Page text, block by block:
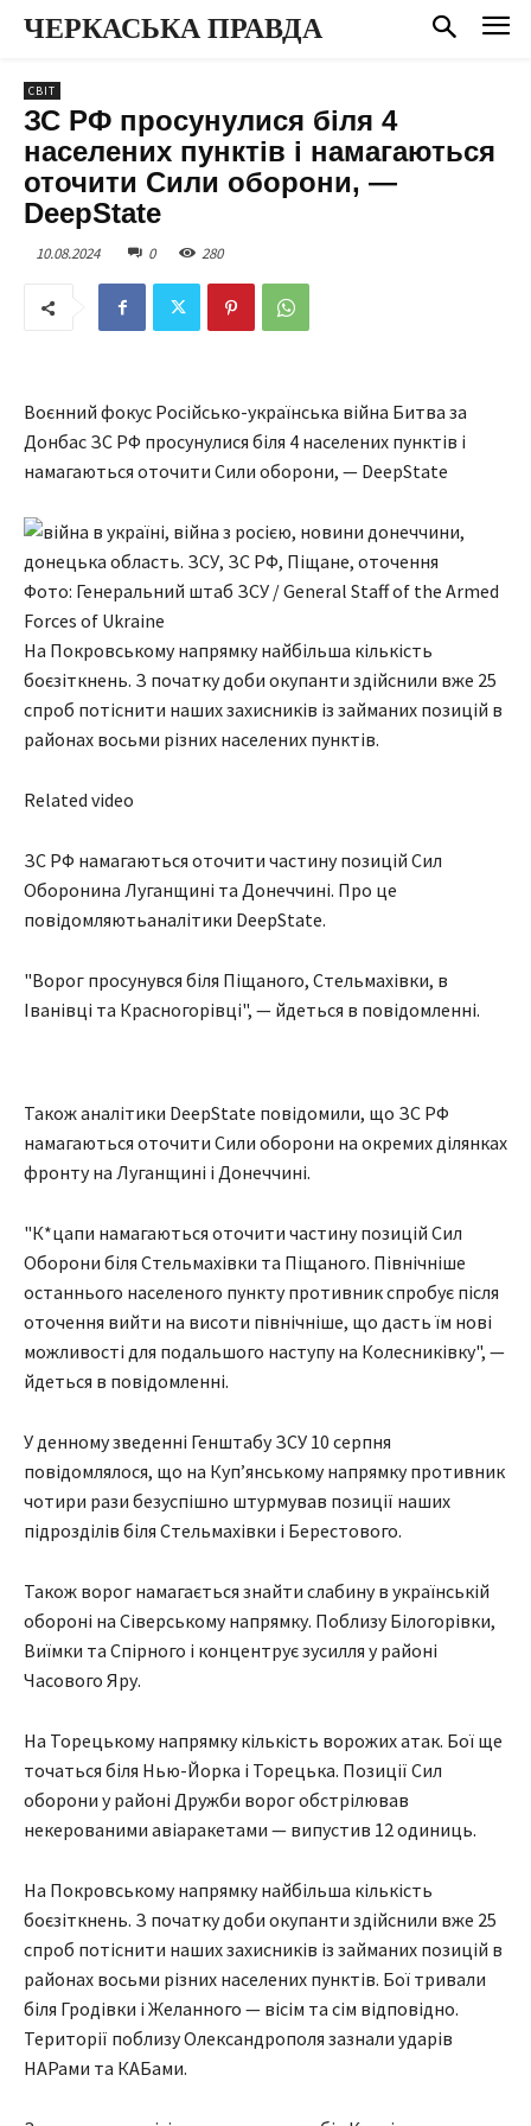
ЧЕРКАСЬКА ПРАВДА
СВІТ
ЗС РФ просунулися біля 4
населених пунктів і намагаються
оточити Сили оборони, —
DeepState
10.08.2024 0 280
Воєнний фокус Російсько-українська війна Битва за
Донбас ЗС РФ просунулися біля 4 населених пунктів і
намагаються оточити Сили оборони, — DeepState
Фото: Генеральний штаб ЗСУ / General Staff of the Armed
Forces of Ukraine
На Покровському напрямку найбільша кількість
боєзіткнень. З початку доби окупанти здійснили вже 25
спроб потіснити наших захисників із займаних позицій в
районах восьми різних населених пунктів.
Related video
ЗС РФ намагаються оточити частину позицій Сил
Оборонина Луганщині та Донеччині. Про це
повідомляютьаналітики DeepState.
"Ворог просунувся біля Піщаного, Стельмахівки, в
Іванівці та Красногорівці", — йдеться в повідомленні.
Також аналітики DeepState повідомили, що ЗС РФ
намагаються оточити Сили оборони на окремих ділянках
фронту на Луганщині і Донеччині.
"К*цапи намагаються оточити частину позицій Сил
Оборони біля Стельмахівки та Піщаного. Північніше
останнього населеного пункту противник спробує після
оточення вийти на висоти північніше, що дасть їм нові
можливості для подальшого наступу на Колесниківку", —
йдеться в повідомленні.
У денному зведенні Генштабу ЗСУ 10 серпня
повідомлялося, що на Куп’янському напрямку противник
чотири рази безуспішно штурмував позиції наших
підрозділів біля Стельмахівки і Берестового.
Також ворог намагається знайти слабину в українській
обороні на Сіверському напрямку. Поблизу Білогорівки,
Виїмки та Спірного і концентрує зусилля у районі
Часового Яру.
На Торецькому напрямку кількість ворожих атак. Бої ще
точаться біля Нью-Йорка і Торецька. Позиції Сил
оборони у районі Дружби ворог обстрілював
некерованими авіаракетами — випустив 12 одиниць.
На Покровському напрямку найбільша кількість
боєзіткнень. З початку доби окупанти здійснили вже 25
спроб потіснити наших захисників із займаних позицій в
районах восьми різних населених пунктів. Бої тривали
біля Гродівки і Желанного — вісім та сім відповідно.
Території поблизу Олександрополя зазнали ударів
НАРами та КАБами.